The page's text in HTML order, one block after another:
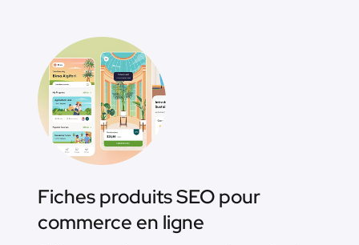
Fiches produits SEO pour
commerce en ligne